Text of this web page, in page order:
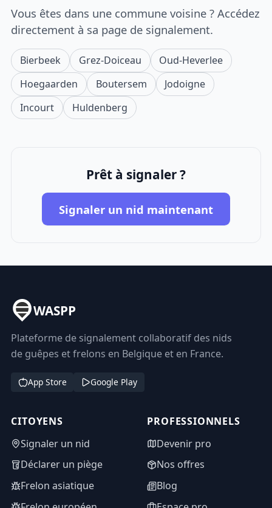
Vous êtes dans une commune voisine ? Accédez
directement à sa page de signalement.
Bierbeek Grez-Doiceau
Oud-Heverlee
Hoegaarden
Boutersem
Jodoigne
Incourt
Huldenberg
Prêt à signaler ?
Signaler un nid maintenant
WASPP
Plateforme de signalement collaboratif des nids
de guêpes et frelons en Belgique et en France.
App Store Google Play
CITOYENS
Signaler un nid
Déclarer un piège
Frelon asiatique
PROFESSIONNELS
Devenir pro
Nos offres
Blog